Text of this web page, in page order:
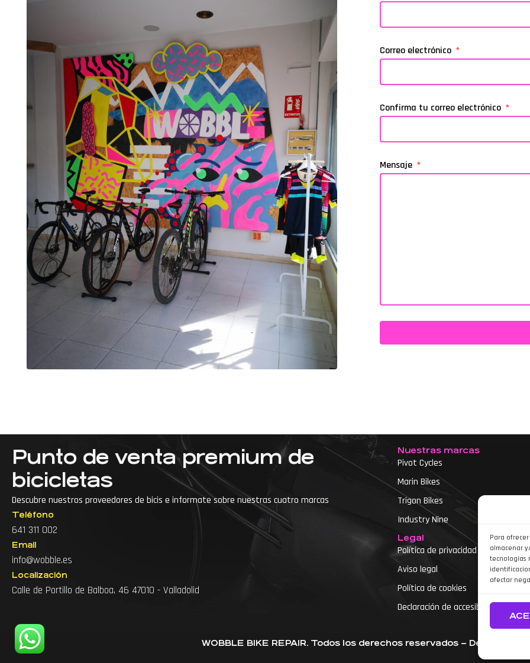
Para
almacenar
tecnologías
afectar
Correo electrónico
Confirma tu correo electrónico
Mensaje
Punto de venta premium de
bicicletas
Descubre nuestros proveedores de bicis e informate sobre nuestras cuatro marcas
Teléfono
641 311 002
Email
info@wobble.es
Localización
Calle de Portillo de Balboa, 46 47010 - Valladolid
··· Accesorios para bici de montaña
Accesorios para bicicleta
Accesorios para ciclismo
Articulos para bicicleta
Articulos para ciclismo
Nuestras marcas
Pivot Cycles
Marin Bikes
Trigon Bikes
Industry Nine
Legal
Política de privacidad
Aviso legal
Política de cookies
Declaración de accesibilidad
WOBBLE BIKE REPAIR. Todos los derechos reservados –